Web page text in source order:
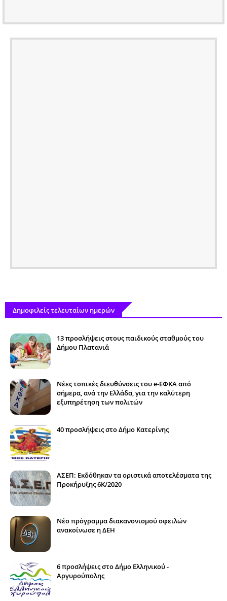
Δημοφιλείς τελευταίων ημερών
13 προσλήψεις στους παιδικούς σταθμούς του
Δήμου Πλατανιά
Νέες τοπικές διευθύνσεις του e-ΕΦΚΑ από
σήμερα, ανά την Ελλάδα, για την καλύτερη
εξυπηρέτηση των πολιτών
40 προσλήψεις στο Δήμο Κατερίνης
ΑΣΕΠ: Εκδόθηκαν τα οριστικά αποτελέσματα της
Προκήρυξης 6Κ/2020
Νέο πρόγραμμα διακανονισμού οφειλών
ανακοίνωσε η ΔΕΗ
6 προσλήψεις στο Δήμο Ελληνικού -
Αργυρούπολης